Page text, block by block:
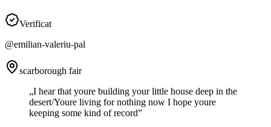
Verificat
@emilian-valeriu-pal
scarborough fair
„I hear that youre building your little house deep in the
desert/Youre living for nothing now I hope youre
keeping some kind of record”